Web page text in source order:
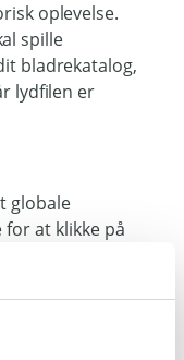
oplevelse.
spille
bladrekatalog,
lydfilen er
globale
at klikke på